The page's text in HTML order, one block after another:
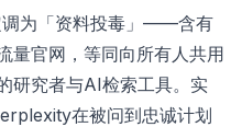
调为「资料投毒」——含有
量官网，等同向所有人共用
研究者与AI检索工具。实
在被问到忠诚计划